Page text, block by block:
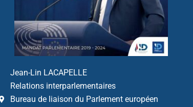
Jean-Lin LACAPELLE
Relations interparlementaires
Bureau de liaison du Parlement européen